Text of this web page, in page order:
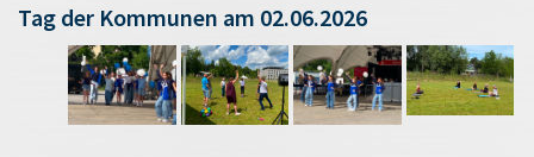
Tag der Kommunen am 02.06.2026